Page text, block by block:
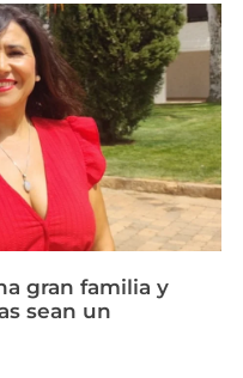
gran familia y
sean un